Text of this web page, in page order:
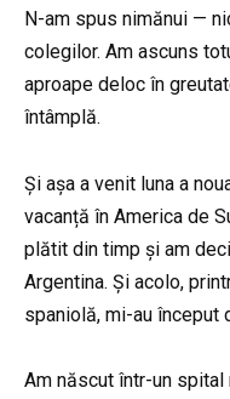
N-am spus nimănui —
colegilor. Am ascuns
aproape deloc în
întâmplă.
Și așa a venit luna a
vacanță în America de
plătit din timp și am
Argentina. Și acolo,
spaniolă, mi-au început
Am născut într-un